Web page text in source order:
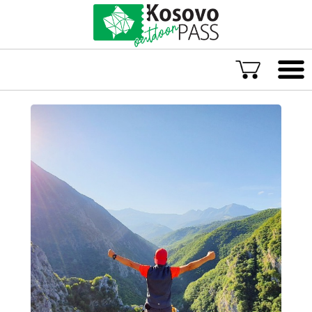
Eksploro Kosovën
Aventura të jashtëzakonshme
Eksperienca të paharrueshme
Akomodime rurale
Eksploro sitpas lokacionit
Aventurat më të vlerësuara në Kosovë